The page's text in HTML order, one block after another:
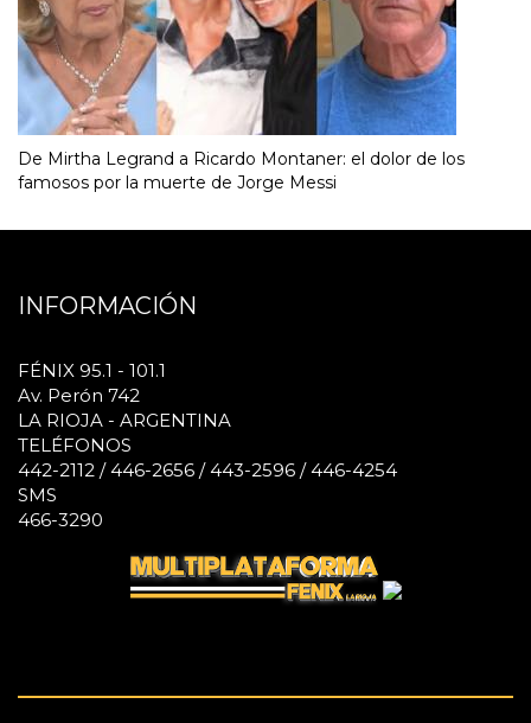
De Mirtha Legrand a Ricardo Montaner: el dolor de los
famosos por la muerte de Jorge Messi
INFORMACIÓN
FÉNIX 95.1 - 101.1
Av. Perón 742
LA RIOJA - ARGENTINA
TELÉFONOS
442-2112 / 446-2656 / 443-2596 / 446-4254
SMS
466-3290